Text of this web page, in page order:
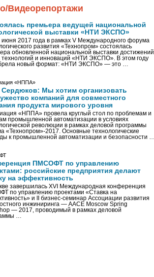
Видеорепортажи
премьера ведущей национальной
выставки «НТИ ЭКСПО»
июня 2017 года в рамках V Международного форума
развития «Технопром» состоялась
обновленной национальной выставки достижений
технологий и инноваций «НТИ ЭКСПО». В этом году
новый формат: «НТИ ЭКСПО» — это …
«НППА»
Сердюков: Мы хотим организовать
компаний для совместного
продукта мирового уровня
«НППА» провела круглый стол по проблемам и
промышленной автоматизации в условиях
революции в рамках деловой программы
«Технопром»-2017. Основные технологические
к промышленной автоматизации и безопасности …
ПМСОФТ по управлению
российские предприятия делают
на эффективность
завершилась XVI Международная конференция
по управлению проектами «Ставка на
и II бизнес-семинар Ассоциации развития
инжиниринга — AACE Moscow Spring
— 2017, проводимый в рамках деловой
…